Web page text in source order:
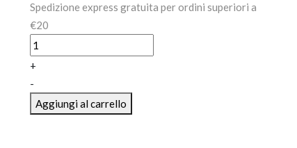
Spedizione express gratuita per ordini superiori a
€20
La
Barrese
quantità
+
-
Aggiungi al carrello